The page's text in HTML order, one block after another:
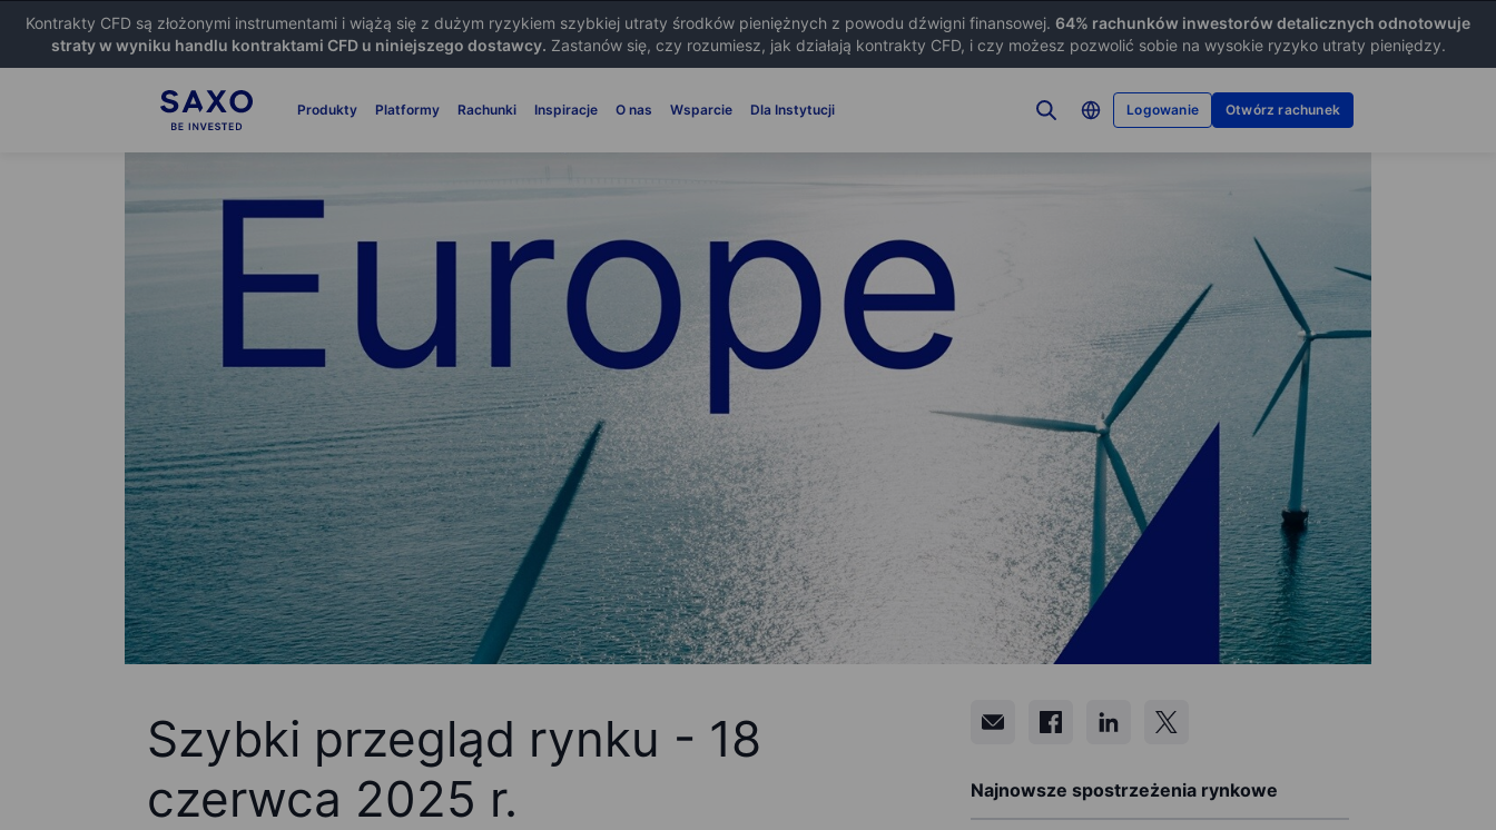
Produkty Platformy Rachunki Inspiracje O nas Wsparcie Dla Instytucji Logowanie Otwórz rachunek
Kontrakty CFD są złożonymi instrumentami i wiążą się z dużym ryzykiem szybkiej utraty środków pieniężnych z powodu dźwigni finansowej. 64% rachunków inwestorów detalicznych odnotowuje
straty w wyniku handlu kontraktami CFD u niniejszego dostawcy. Zastanów się, czy rozumiesz, jak działają kontrakty CFD, i czy możesz pozwolić sobie na wysokie ryzyko utraty pieniędzy.
Szybki przegląd rynku - 18
czerwca 2025 r.
Najnowsze spostrzeżenia rynkowe